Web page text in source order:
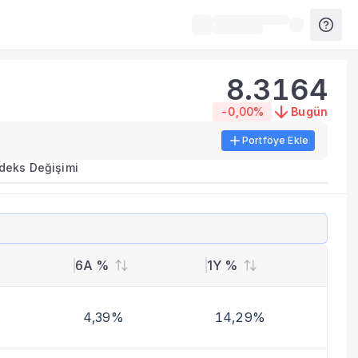
metrikleri listelenir.
benzer fonları inceleyebilirsiniz.
8.3164
-0,00% Bugün
Portföye Ekle
Değişimi
6A % 1Y %
4,39% 14,29%